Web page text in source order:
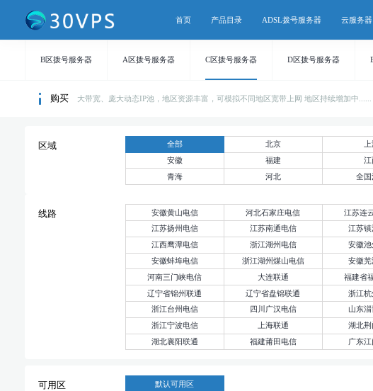
首页 产品目录 ADSL拨号服务器 云服务器
B区拨号服务器 A区拨号服务器 C区拨号服务器 D区拨号服务器
购买 大带宽、庞大动态IP池，地区资源丰富，可模拟不同地区宽带上网 地区持续增加中......
区域 全部 北京
安徽
福建 江
青海
河北 全国
线路 安徽黄山电信 河北石家庄电信 江苏连
江苏扬州电信
江苏南通电信 江苏镇
江西鹰潭电信
浙江湖州电信 安徽池
安徽蚌埠电信
浙江湖州煤山电信 安徽芜
河南三门峡电信
大连联通 福建省
辽宁省锦州联通
辽宁省盘锦联通 浙江杭
浙江台州电信
四川广汉电信 山东
浙江宁波电信
上海联通 湖北荆
湖北襄阳联通
福建莆田电信 广东
可用区 默认可用区